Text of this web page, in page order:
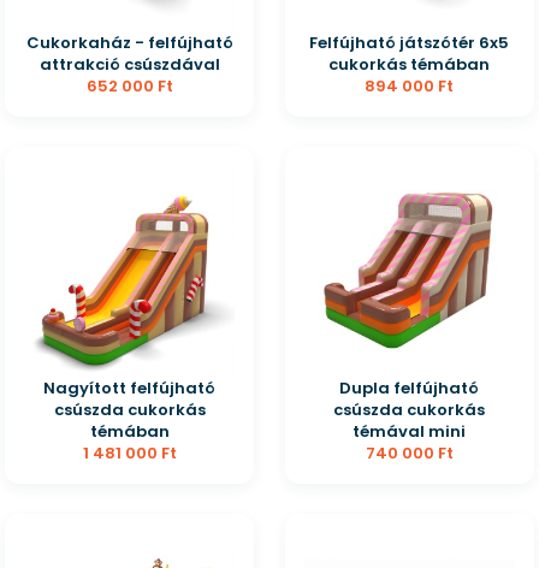
Cukorkaház - felfújható
attrakció csúszdával
652 000 Ft
Felfújható játszótér 6x5
cukorkás témában
894 000 Ft
Nagyított felfújható
csúszda cukorkás
témában
1 481 000 Ft
Dupla felfújható
csúszda cukorkás
témával mini
740 000 Ft